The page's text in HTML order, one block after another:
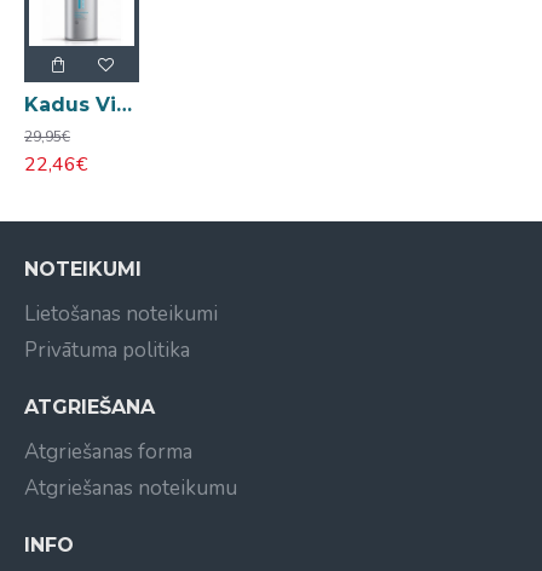
Kadus Vital Booster šampūns pret matu izkrišanu 1L
29,95€
22,46€
NOTEIKUMI
Lietošanas noteikumi
Privātuma politika
ATGRIEŠANA
Atgriešanas forma
Atgriešanas noteikumu
INFO